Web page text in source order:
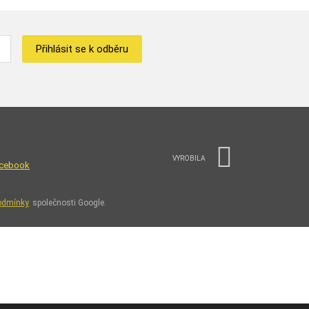
Přihlásit se k odběru
VYROBILA
společnosti Google.